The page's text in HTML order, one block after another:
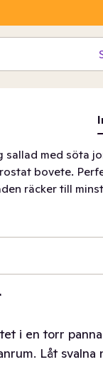
sallad med söta
bovete.
räcker till
i en torr
Låt svalna